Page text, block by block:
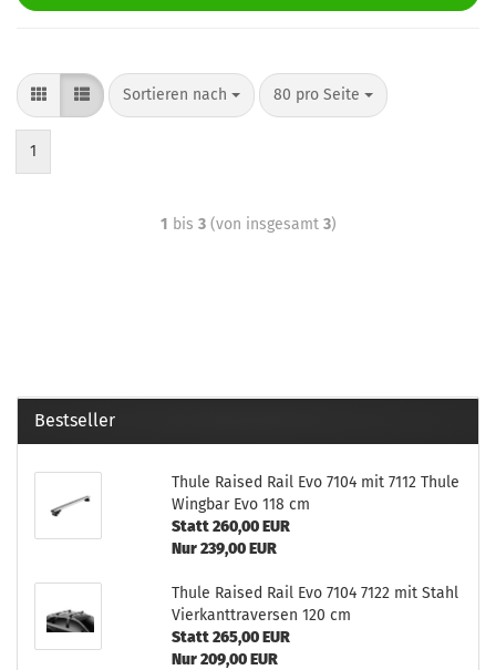
Sortieren nach 80 pro Seite
1
1 bis 3(von insgesamt 3)
Bestseller
Thule Raised Rail Evo 7104 mit 7112 Thule
Wingbar Evo 118 cm
Statt 260,00 EUR
Nur 239,00 EUR
Thule Raised Rail Evo 7104 7122 mit Stahl
Vierkanttraversen 120 cm
Statt 265,00 EUR
Nur 209,00 EUR